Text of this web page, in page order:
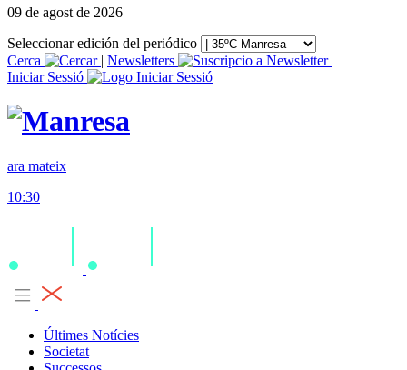
09 de agost de 2026
Seleccionar edición del periódico
Cerca
| Newsletters
|
Iniciar Sessió
ara mateix
10:30
Últimes Notícies
Societat